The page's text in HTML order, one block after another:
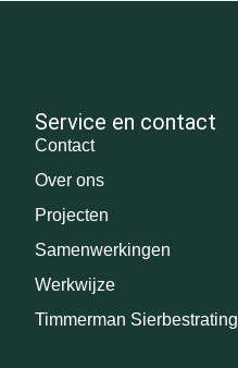
Service en contact
Contact
Over ons
Projecten
Samenwerkingen
Werkwijze
Timmerman Sierbestrating